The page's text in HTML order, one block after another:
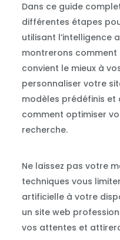
Dans ce guide
différentes étapes
utilisant l’intelligence
montrerons
convient le mieux à
personnaliser votre
modèles prédéfinis et
comment optimiser
recherche.
Ne laissez pas votre
techniques vous
artificielle à votre
un site web
vos attentes et